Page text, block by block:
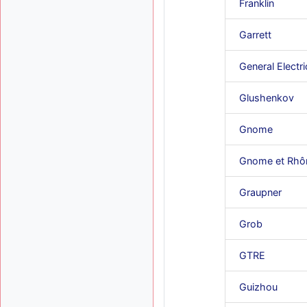
Franklin
Garrett
General
Glushenkov
Gnome
Gnome et
Graupner
Grob
GTRE
Guizhou